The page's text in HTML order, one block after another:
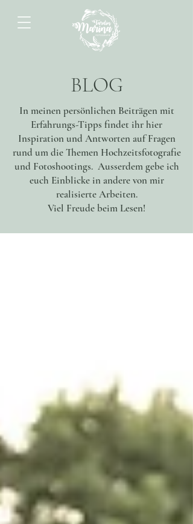
BLOG
In meinen persönlichen Beiträgen mit
Erfahrungs-Tipps findet ihr hier
Inspiration und Antworten auf Fragen
rund um die Themen Hochzeitsfotografie
und Fotoshootings. Ausserdem gebe ich
euch Einblicke in andere von mir
realisierte Arbeiten.
Viel Freude beim Lesen!